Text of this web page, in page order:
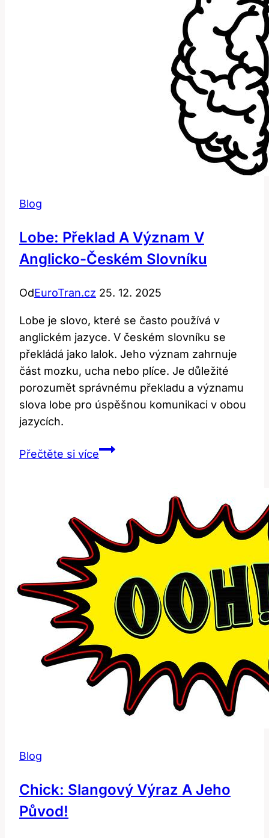
Blog
Lobe: Překlad A Význam V
Anglicko-Českém Slovníku
OdEuroTran.cz 25. 12. 2025
Lobe je slovo, které se často používá v
anglickém jazyce. V českém slovníku se
překládá jako lalok. Jeho význam zahrnuje
část mozku, ucha nebo plíce. Je důležité
porozumět správnému překladu a významu
slova lobe pro úspěšnou komunikaci v obou
jazycích.
Přečtěte si víceLobe:
anglicko-
českém
slovníku
Blog
Chick: Slangový Výraz A Jeho
Původ!